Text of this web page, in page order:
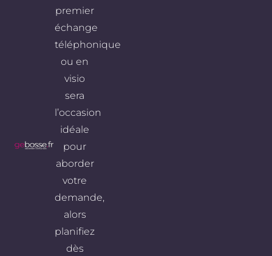
premier
échange
téléphonique
ou en
visio
sera
l’occasion
idéale
pour
aborder
votre
demande,
alors
planifiez
dès